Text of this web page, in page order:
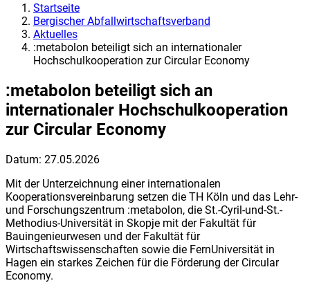
Startseite
Bergischer Abfallwirtschaftsverband
Aktuelles
:metabolon beteiligt sich an internationaler
Hochschulkooperation zur Circular Economy
:metabolon beteiligt sich an
internationaler Hochschulkooperation
zur Circular Economy
Datum: 27.05.2026
Mit der Unterzeichnung einer internationalen
Kooperationsvereinbarung setzen die TH Köln und das Lehr-
und Forschungszentrum :metabolon, die St.-Cyril-und-St.-
Methodius-Universität in Skopje mit der Fakultät für
Bauingenieurwesen und der Fakultät für
Wirtschaftswissenschaften sowie die FernUniversität in
Hagen ein starkes Zeichen für die Förderung der Circular
Economy.